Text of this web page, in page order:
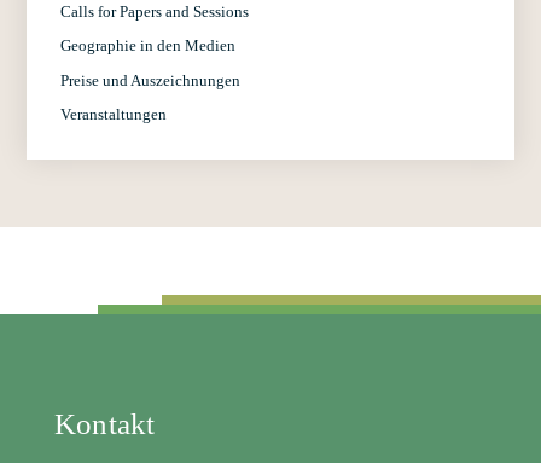
Calls for Papers and Sessions
Geographie in den Medien
Preise und Auszeichnungen
Veranstaltungen
Kontakt